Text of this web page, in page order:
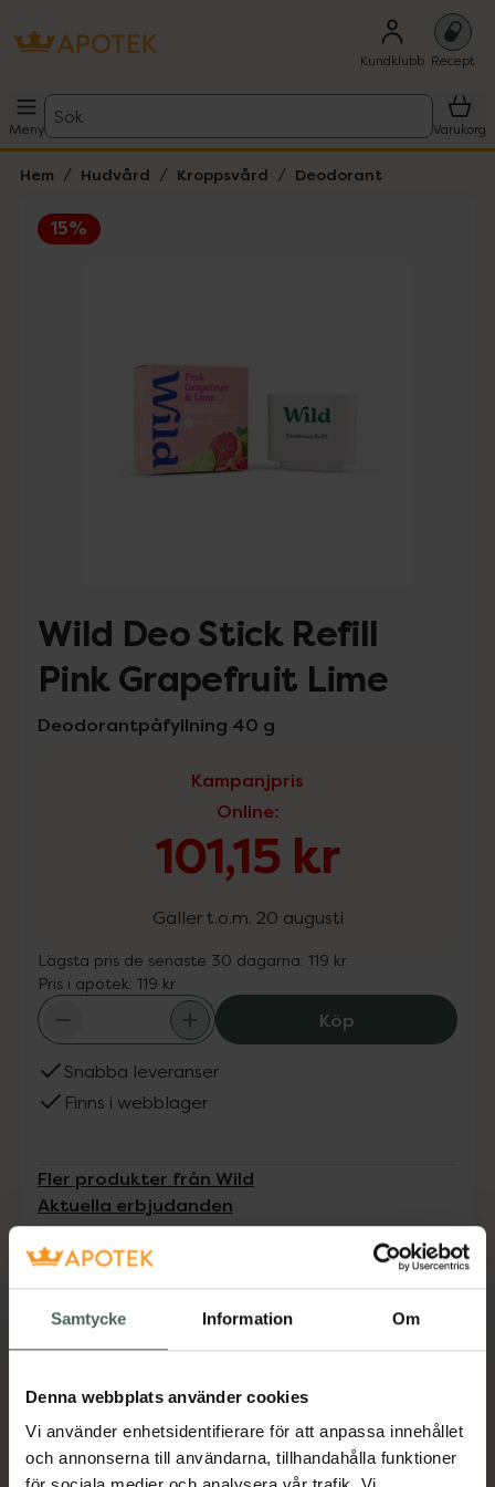
Samtycke Information Om
Denna webbplats använder cookies
Vi använder enhetsidentifierare för att anpassa innehållet
och annonserna till användarna, tillhandahålla funktioner
Kundklubb Recept
Meny
Sök
Varukorg
Hem Hudvård Kroppsvård Deodorant
15%
Wild Deo Stick Refill
Pink Grapefruit Lime
Deodorantpåfyllning 40 g
Kampanjpris
Online:
101,15 kr
Gäller t.o.m. 20 augusti
Lägsta pris de senaste 30 dagarna: 119 kr
Pris i apotek: 119 kr
KöpWild Deo Stick
Snabba leveranser
Finns i webblager
Fler produkter från Wild
Aktuella erbjudanden
Beskrivning Dölj
Wild Pink Grapefruit & Lime refill är en naturlig
Påfyllningen är 100 % plastfri och kan slängas i
vårdande och effektiva ingredienser som ger
24-timmars dokumenterat skydd mot dålig